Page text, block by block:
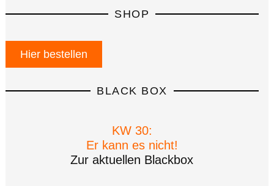
SHOP
Hier bestellen
BLACK BOX
KW 30:
Er kann es nicht!
Zur aktuellen Blackbox